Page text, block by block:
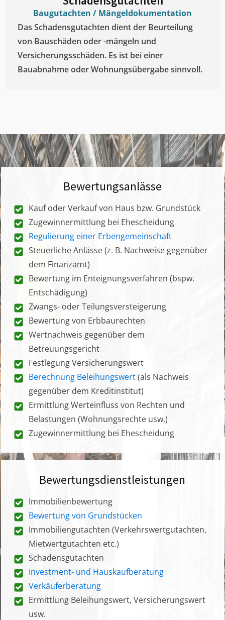
Baugutachten / Mängeldokumentation
Das Schadensgutachten dient der Beurteilung
von Bauschäden oder -mängeln und
Versicherungsschäden. Es ist bei einer
Bauabnahme oder Wohnungsübergabe sinnvoll.
Bewertungsanlässe
Kauf oder Verkauf von Haus bzw. Grundstück
Zugewinnermittlung bei Ehescheidung
Regulierung einer Erbengemeinschaft
Steuerliche Anlässe (z. B. Nachweise gegenüber
dem Finanzamt)
Bewertung im Enteignungsverfahren (bspw.
Entschädigung)
Zwangs- oder Teilungsversteigerung
Bewertung von Erbbaurechten
Wertnachweis gegenüber dem
Betreuungsgericht
Festlegung Versicherungswert
Berechnung Beleihungswert(als Nachweis
gegenüber dem Kreditinstitut)
Ermittlung Werteinfluss von Rechten und
Belastungen (Wohnungsrechte usw.)
Zugewinnermittlung bei Ehescheidung
Bewertungsdienstleistungen
Immobilienbewertung
Bewertung von Grundstücken
Immobiliengutachten (Verkehrswertgutachten,
Mietwertgutachten etc.)
Schadensgutachten
Investment- und Hauskaufberatung
Verkäuferberatung
Ermittlung Beleihungswert, Versicherungswert
usw.